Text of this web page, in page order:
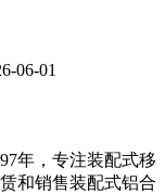
06-01
年，专注装配式移
和销售装配式铝合